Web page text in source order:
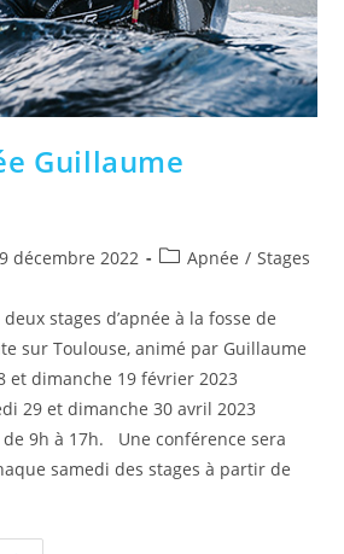
Guillaume
décembre 2022 Apnée / Stages
stages d’apnée à la fosse de
sur Toulouse, animé par Guillaume
et dimanche 19 février 2023
29 et dimanche 30 avril 2023
9h à 17h. Une conférence sera
samedi des stages à partir de